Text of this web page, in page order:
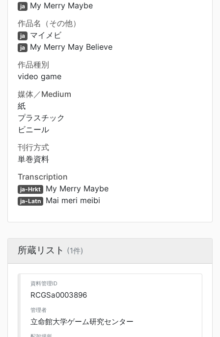
ja My Merry Maybe
作品名（その他）
ja マイメビ
ja My Merry May Believe
作品種別
video game
媒体／Medium
紙
プラスチック
ビニール
刊行方式
単巻資料
Transcription
ja-Hrkt My Merry Maybe
ja-Latn Mai meri meibi
所蔵リスト (1件)
資料管理ID
RCGSa0003896
管理者
立命館大学ゲーム研究センター